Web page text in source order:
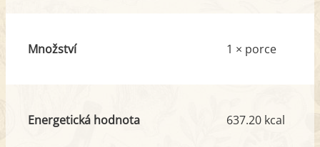
Množství 1 × porce
Energetická hodnota 637.20 kcal